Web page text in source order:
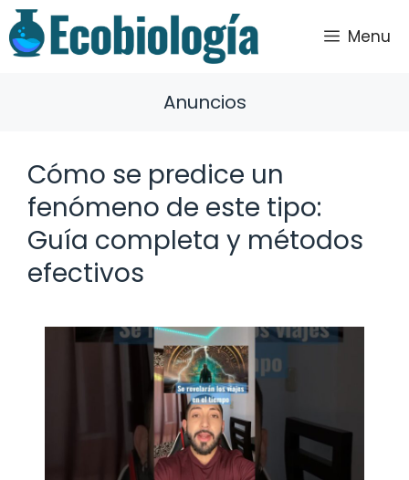
Saltar
al
contenido
Menu
Anuncios
Cómo se predice un
fenómeno de este tipo:
Guía completa y métodos
efectivos